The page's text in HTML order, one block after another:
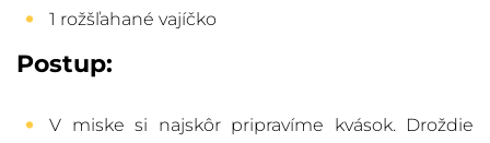
1 rožšľahané vajíčko
Postup:
V miske si najskôr pripravíme kvások. Droždie